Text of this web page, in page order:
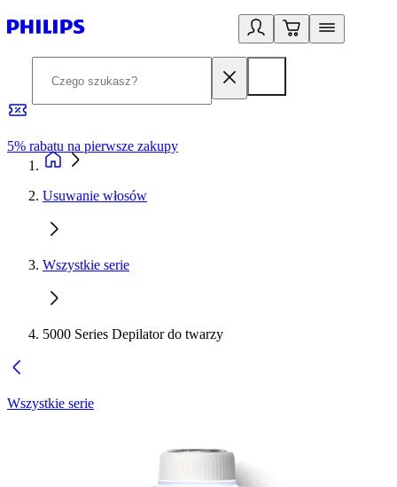
5% rabatu na pierwsze zakupy
Usuwanie włosów
Wszystkie serie
5000 Series Depilator do twarzy
Wszystkie serie